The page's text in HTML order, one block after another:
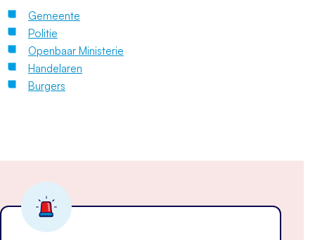
Gemeente
Politie
Openbaar Ministerie
Handelaren
Burgers